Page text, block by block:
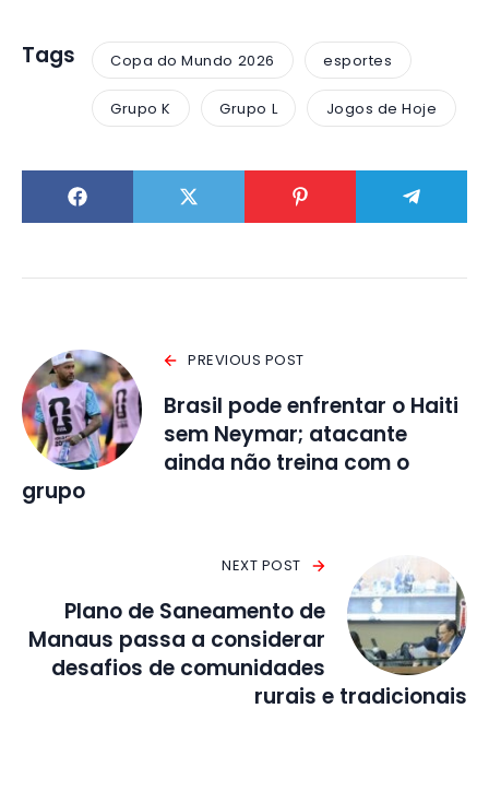
Tags Copa do Mundo 2026 esportes
Grupo K Grupo L Jogos de Hoje
PREVIOUS POST
Brasil pode enfrentar o Haiti
sem Neymar; atacante
ainda não treina com o
grupo
NEXT POST
Plano de Saneamento de
Manaus passa a considerar
desafios de comunidades
rurais e tradicionais